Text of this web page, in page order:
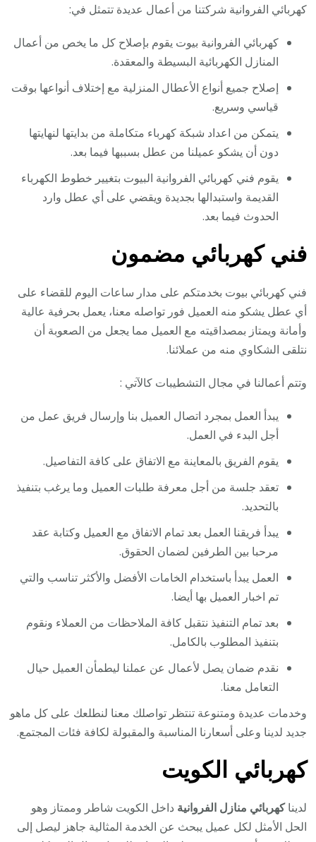
كهربائي الفروانية شركتنا من أعمال عديدة تتمثل في:
كهربائي الفروانية بيوت يقوم بإصلاح كل ما يخص من أعمال
المنازل الكهربائية البسيطة والمعقدة.
إصلاح جميع أنواع الأعطال المنزلية مع إختلاف أنواعها بوقت
قياسي وسريع.
يتمكن من اعداد شبكة كهرباء متكاملة من بدايتها لنهايتها
دون أن يشكو عميلنا من عطل بسببها فيما بعد.
يقوم فني كهربائي الفروانية البيوت بتغيير خطوط الكهرباء
القديمة واستبدالها بجديدة ويقضي على أي عطل وارد
الحدوث فيما بعد.
فني كهربائي مضمون
فني كهربائي بيوت بخدمتكم على مدار ساعات اليوم للقضاء على
أي عطل يشكو منه العميل فور تواصله معنا، يعمل بحرفية عالية
وأمانة ويمتاز بمصداقيته مع العميل مما يجعل من الصعوبة أن
نتلقى الشكاوي منه من عملائنا.
وتتم أعمالنا في مجال التشطيبات كالآتي :
يبدأ العمل بمجرد اتصال العميل بنا وإرسال فريق عمل من
أجل البدء في العمل.
يقوم الفريق بالمعاينة مع الاتفاق على كافة التفاصيل.
تعقد جلسة من أجل معرفة طلبات العميل وما يرغب بتنفيذ
بالتحديد.
يبدأ فريقنا العمل بعد تمام الاتفاق مع العميل وكتابة عقد
مرحبا بين الطرفين لضمان الحقوق.
العمل يبدأ باستخدام الخامات الأفضل والأكثر تناسب والتي
تم اخبار العميل بها أيضا.
بعد تمام التنفيذ نتقبل كافة الملاحظات من العملاء ونقوم
بتنفيذ المطلوب بالكامل.
نقدم ضمان يصل لأعمال عن عملنا ليطمأن العميل حيال
التعامل معنا.
وخدمات عديدة ومتنوعة تنتظر تواصلك معنا لنطلعك على كل ماهو
جديد لدينا وعلى أسعارنا المناسبة والمقبولة لكافة فئات المجتمع.
كهربائي الكويت
لديناكهربائي منازل الفروانية داخل الكويت شاطر وممتاز وهو
الحل الأمثل لكل عميل يبحث عن الخدمة المثالية جاهز ليصل إلى